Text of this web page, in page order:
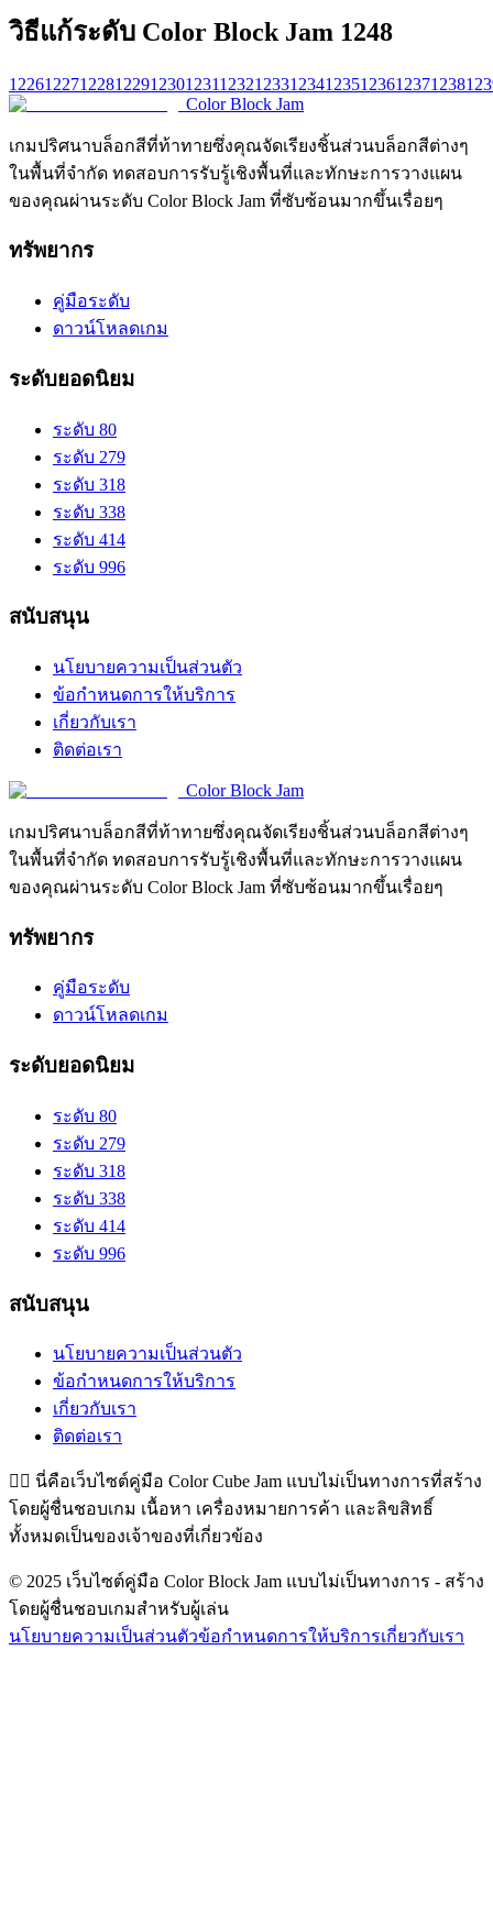
วิธีแก้ระดับ Color Block Jam 1248
1226122712281229123012311232123312341235123612371238
Color Block Jam
เกมปริศนาบล็อกสีที่ท้าทายซึ่งคุณจัดเรียงชิ้นส่วนบล็อกสีต่างๆ
ในพื้นที่จำกัด ทดสอบการรับรู้เชิงพื้นที่และทักษะการวางแผน
ของคุณผ่านระดับ Color Block Jam ที่ซับซ้อนมากขึ้นเรื่อยๆ
ทรัพยากร
คู่มือระดับ
ดาวน์โหลดเกม
ระดับยอดนิยม
ระดับ 80
ระดับ 279
ระดับ 318
ระดับ 338
ระดับ 414
ระดับ 996
สนับสนุน
นโยบายความเป็นส่วนตัว
ข้อกำหนดการให้บริการ
เกี่ยวกับเรา
ติดต่อเรา
Color Block Jam
เกมปริศนาบล็อกสีที่ท้าทายซึ่งคุณจัดเรียงชิ้นส่วนบล็อกสีต่างๆ
ในพื้นที่จำกัด ทดสอบการรับรู้เชิงพื้นที่และทักษะการวางแผน
ของคุณผ่านระดับ Color Block Jam ที่ซับซ้อนมากขึ้นเรื่อยๆ
ทรัพยากร
คู่มือระดับ
ดาวน์โหลดเกม
ระดับยอดนิยม
ระดับ 80
ระดับ 279
ระดับ 318
ระดับ 338
ระดับ 414
ระดับ 996
สนับสนุน
นโยบายความเป็นส่วนตัว
ข้อกำหนดการให้บริการ
เกี่ยวกับเรา
ติดต่อเรา
👉🏻 นี่คือเว็บไซต์คู่มือ Color Cube Jam แบบไม่เป็นทางการที่สร้าง
โดยผู้ชื่นชอบเกม เนื้อหา เครื่องหมายการค้า และลิขสิทธิ์
ทั้งหมดเป็นของเจ้าของที่เกี่ยวข้อง
© 2025 เว็บไซต์คู่มือ Color Block Jam แบบไม่เป็นทางการ - สร้าง
โดยผู้ชื่นชอบเกมสำหรับผู้เล่น
นโยบายความเป็นส่วนตัวข้อกำหนดการให้บริการเกี่ยวกับเรา